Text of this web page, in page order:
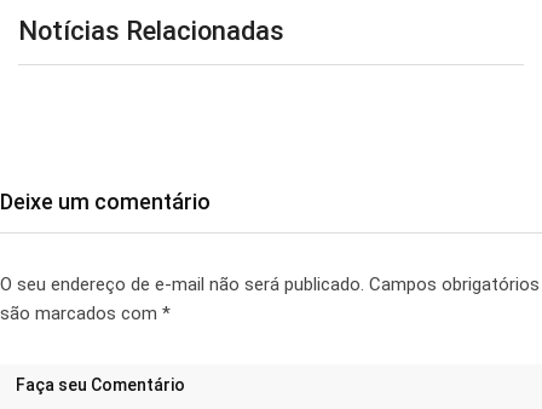
Notícias Relacionadas
Deixe um comentário
O seu endereço de e-mail não será publicado. Campos obrigatórios
são marcados com *